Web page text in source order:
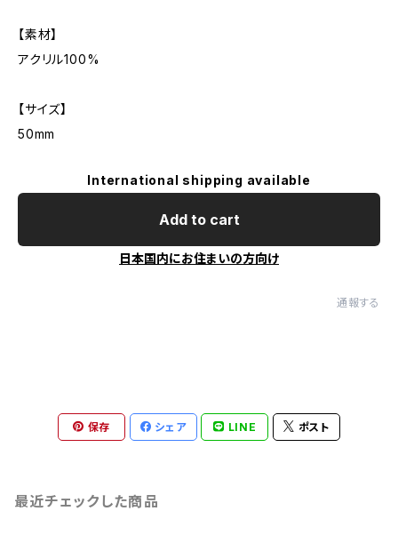
【素材】
アクリル100%
【サイズ】
50mm
International shipping available
Add to cart
日本国内にお住まいの方向け
通報する
保存 シェア LINE ポスト
最近チェックした商品